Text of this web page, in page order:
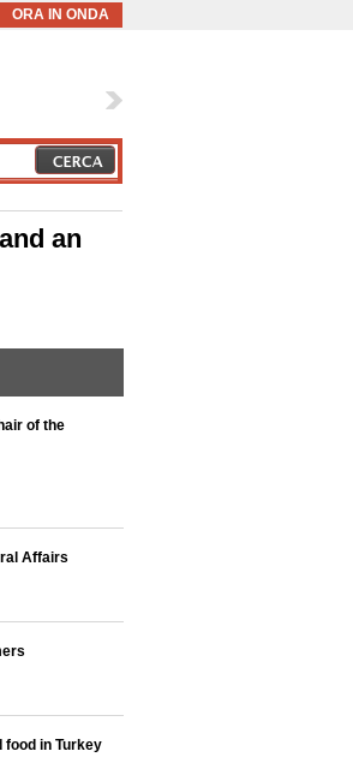
ORA IN ONDA
an
of the
Affairs
in Turkey